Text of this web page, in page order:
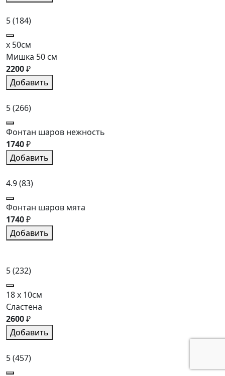
5(184)
x 50см
Мишка 50 см
2200₽
Добавить
5(266)
Фонтан шаров нежность
1740₽
Добавить
4.9(83)
Фонтан шаров мята
1740₽
Добавить
5(232)
18 x 10см
Сластена
2600₽
Добавить
5(457)